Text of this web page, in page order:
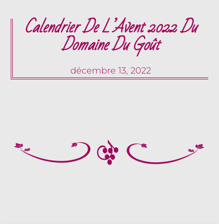
Calendrier De L’Avent 2022 Du
Domaine Du Goût
décembre 13, 2022